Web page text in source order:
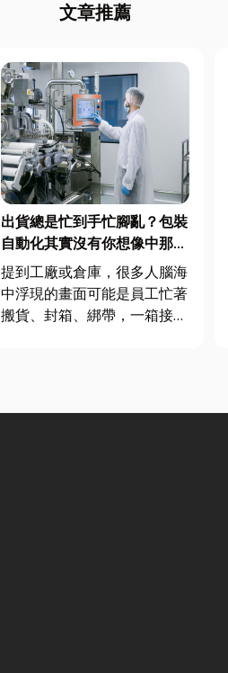
文章推薦
出貨總是忙到手忙腳亂？包裝
自動化其實沒有你想像中那麼
遙遠！
提到工廠或倉庫，很多人腦海
中浮現的畫面可能是員工忙著
搬貨、封箱、綁帶，一箱接著